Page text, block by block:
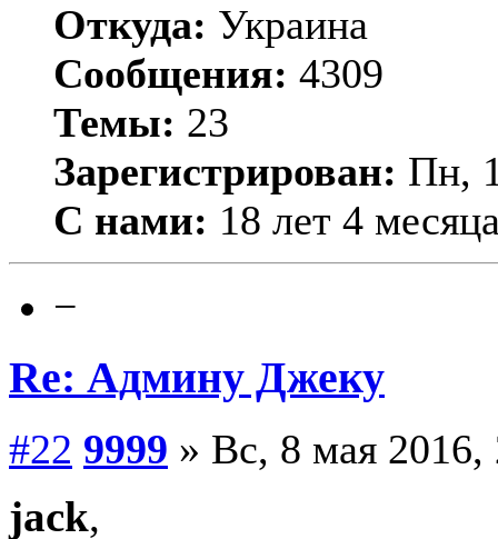
Откуда: Украина
Сообщения: 4309
Темы: 23
Зарегистрирован: Пн,
С нами: 18 лет 4
−
Re: Админу Джеку
#22 9999 » Вс, 8 мая 2016,
jack,